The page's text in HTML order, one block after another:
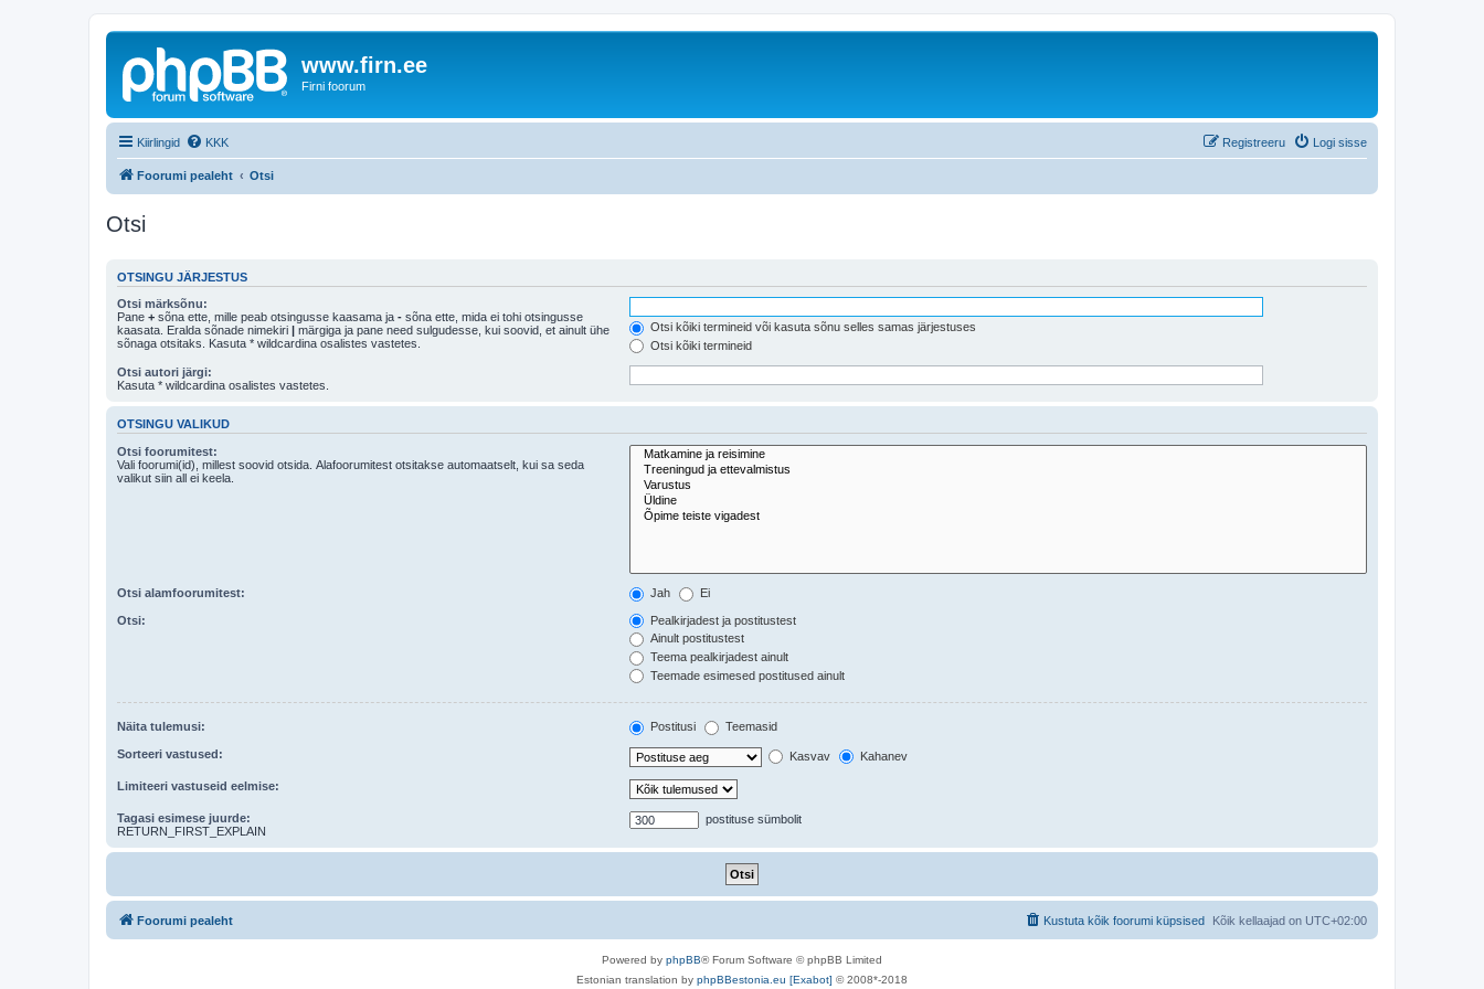
www.firn.ee
Firni foorum
Kiirlingid KKK Logi sisse
Registreeru
Foorumi pealeht Otsi
Otsi
OTSINGU JÄRJESTUS
Otsi märksõnu:
Pane + sõna ette, mille peab otsingusse kaasama ja - sõna ette, mida ei tohi otsingusse
kaasata. Eralda sõnade nimekiri | märgiga ja pane need sulgudesse, kui soovid, et ainult ühe
sõnaga otsitaks. Kasuta * wildcardina osalistes vastetes.
Otsi kõiki termineid või kasuta sõnu selles samas järjestuses
Otsi kõiki termineid
Otsi autori järgi:
Kasuta * wildcardina osalistes vastetes.
OTSINGU VALIKUD
Otsi foorumitest:
Vali foorumi(id), millest soovid otsida. Alafoorumitest otsitakse automaatselt, kui sa seda
valikut siin all ei keela.
Otsi alamfoorumitest: Jah Ei
Otsi:
Pealkirjadest ja postitustest
Ainult postitustest
Teema pealkirjadest ainult
Teemade esimesed postitused ainult
Näita tulemusi: Postitusi Teemasid
Sorteeri vastused: Kasvav Kahanev
Limiteeri vastuseid eelmise:
Tagasi esimese juurde:
RETURN_FIRST_EXPLAIN
postituse sümbolit
Foorumi pealeht Kõik kellaajad on UTC+02:00
Kustuta kõik foorumi küpsised
Powered by phpBB® Forum Software © phpBB Limited
Estonian translation by phpBBestonia.eu [Exabot] © 2008*-2018